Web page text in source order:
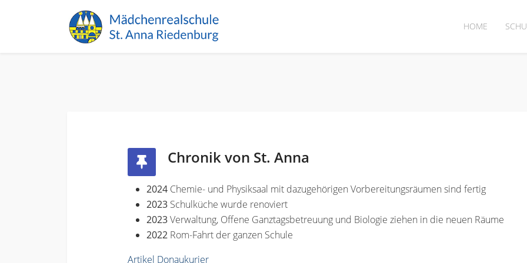
HOME
Chronik von St. Anna
2024 Chemie- und Physiksaal mit dazugehörigen Vorbereitungsräumen sind fertig
2023 Schulküche wurde renoviert
2023Verwaltung, Offene Ganztagsbetreuung und Biologie ziehen in die neuen Räume
2022 Rom-Fahrt der ganzen Schule
Artikel Donaukurier